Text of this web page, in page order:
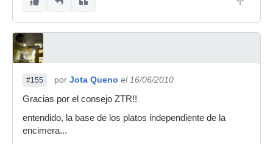
#155 por Jota Queno el 16/06/2010
Gracias por el consejo ZTR!!
entendido, la base de los platos independiente de la
encimera...